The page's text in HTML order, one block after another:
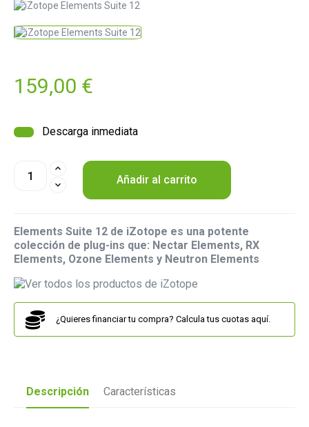
159,00 €
Descarga inmediata
Añadir al carrito
Elements Suite 12 de iZotope es una potente
colección de plug-ins que: Nectar Elements, RX
Elements, Ozone Elements y Neutron Elements
¿Quieres financiar tu compra? Calcula tus cuotas aquí.
Descripción Características